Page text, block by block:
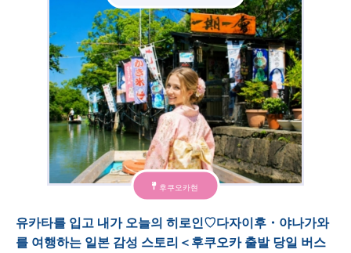
후쿠오카현
유카타를 입고 내가 오늘의 히로인♡다자이후・야나가와
를 여행하는 일본 감성 스토리＜후쿠오카 출발 당일 버스